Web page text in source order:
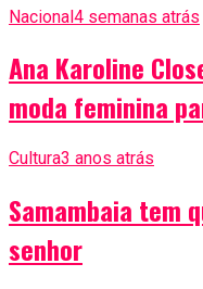
Nacional4 semanas atrás
Ana Karoline
moda feminina
Cultura3 anos atrás
Samambaia tem
senhor